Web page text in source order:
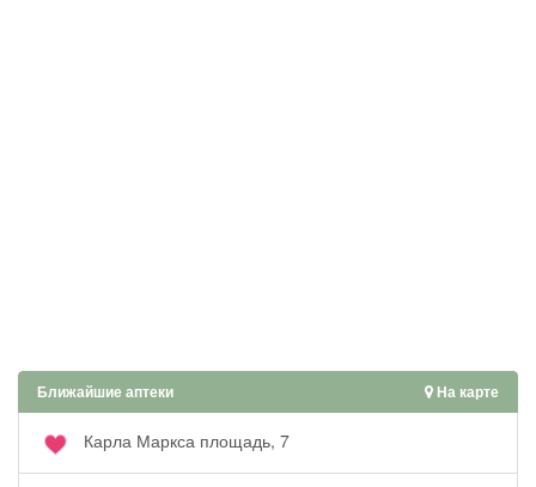
Ближайшие аптеки На карте
Карла Маркса площадь, 7